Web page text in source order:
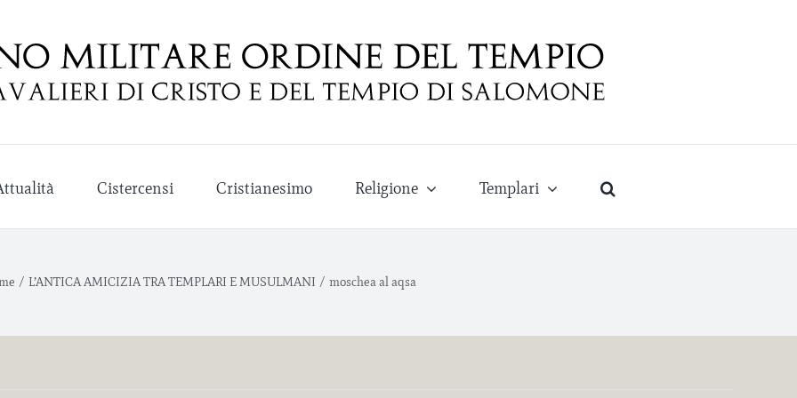
Cistercensi Cristianesimo Religione Templari
/ L’ANTICA AMICIZIA TRA TEMPLARI E MUSULMANI / moschea al aqsa